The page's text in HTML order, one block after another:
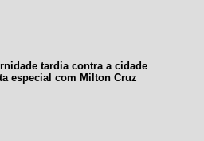
tardia contra a cidade
especial com Milton Cruz